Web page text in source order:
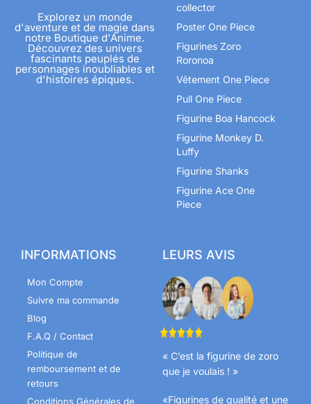
Explorez un monde
d'aventure et de magie dans
notre Boutique d'Anime.
Découvrez des univers
fascinants peuplés de
personnages inoubliables et
d'histoires épiques.
collector
Poster One Piece
Figurines Zoro
Roronoa
Vêtement One Piece
Pull One Piece
Figurine Boa Hancock
Figurine Monkey D.
Luffy
Figurine Shanks
Figurine Ace One
Piece
INFORMATIONS
Mon Compte
Suivre ma commande
Blog
F.A.Q / Contact
Politique de
remboursement et de
retours
Conditions Générales de
LEURS AVIS
« C’est la figurine de zoro
que je voulais ! »
«Figurines de qualité et une